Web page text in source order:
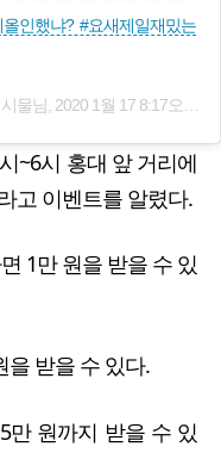
인했냐? #요새제일재밌는
물님, 2020 1월 17 8:17오후 PST
~6시 홍대 앞 거리에
고 이벤트를 알렸다.
1만 원을 받을 수 있
을 받을 수 있다.
만 원까지 받을 수 있